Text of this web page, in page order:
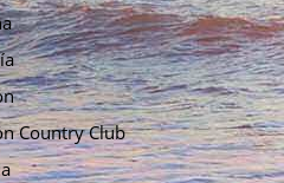
Country Club